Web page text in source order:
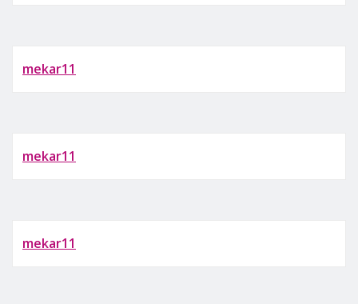
mekar11
mekar11
mekar11